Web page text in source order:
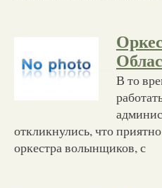
В то
откликнулись, что
оркестра волынщиков, с